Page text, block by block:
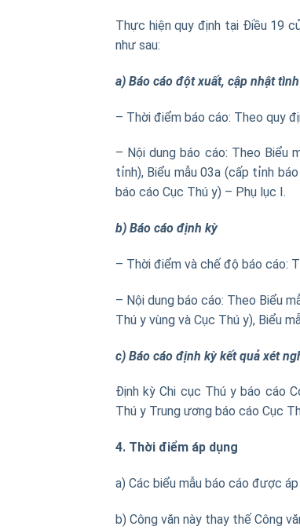
Thực hiện quy định tại Điều 19
như sau:
a) Báo cáo đột xuất, cập nhật
– Thời điểm báo cáo: Theo quy
– Nội dung báo cáo: Theo Biểu
tỉnh), Biểu mẫu 03a (cấp tỉnh
báo cáo Cục Thú y) – Phụ lục I.
b) Báo cáo định kỳ
– Thời điểm và chế độ báo cáo:
– Nội dung báo cáo: Theo Biểu
Thú y vùng và Cục Thú y), Biểu
c) Báo cáo định kỳ kết quả xét
Định kỳ Chi cục Thú y báo cáo
Thú y Trung ương báo cáo Cục
4. Thời điểm áp dụng
a) Các biểu mẫu báo cáo được
b) Công văn này thay thế Công